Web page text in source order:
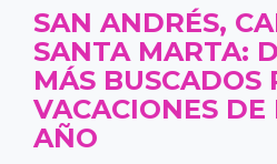
SAN ANDRÉS,
SANTA MARTA:
MÁS BUSCADOS
VACACIONES
AÑO